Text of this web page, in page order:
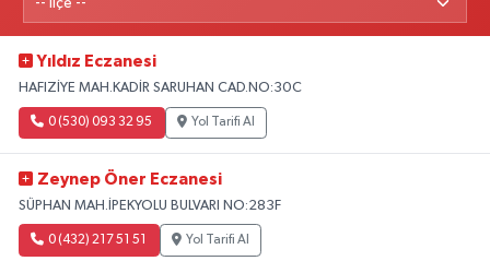
Yıldız Eczanesi
HAFIZİYE MAH.KADİR SARUHAN CAD.NO:30C
0 (530) 093 32 95 Yol Tarifi Al
Zeynep Öner Eczanesi
SÜPHAN MAH.İPEKYOLU BULVARI NO:283F
0 (432) 217 51 51 Yol Tarifi Al